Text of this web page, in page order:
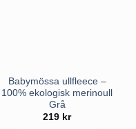
Babymössa ullfleece –
100% ekologisk merinoull
Grå
219 kr